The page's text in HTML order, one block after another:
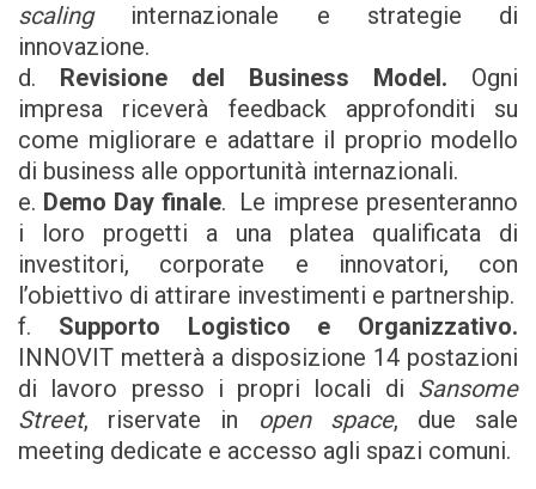
scalinginternazionale e strategie di
innovazione.
d. Revisione del Business Model. Ogni
impresa riceverà feedback approfonditi su
come migliorare e adattare il proprio modello
di business alle opportunità internazionali.
e. Demo Day finale. Le imprese presenteranno
i loro progetti a una platea qualificata di
investitori, corporate e innovatori, con
l’obiettivo di attirare investimenti e partnership.
f. Supporto Logistico e Organizzativo.
INNOVIT metterà a disposizione 14 postazioni
di lavoro presso i propri locali di Sansome
Street, riservate in open space, due sale
meeting dedicate e accesso agli spazi comuni.